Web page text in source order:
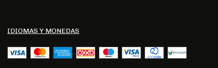
IDIOMAS Y MONEDAS